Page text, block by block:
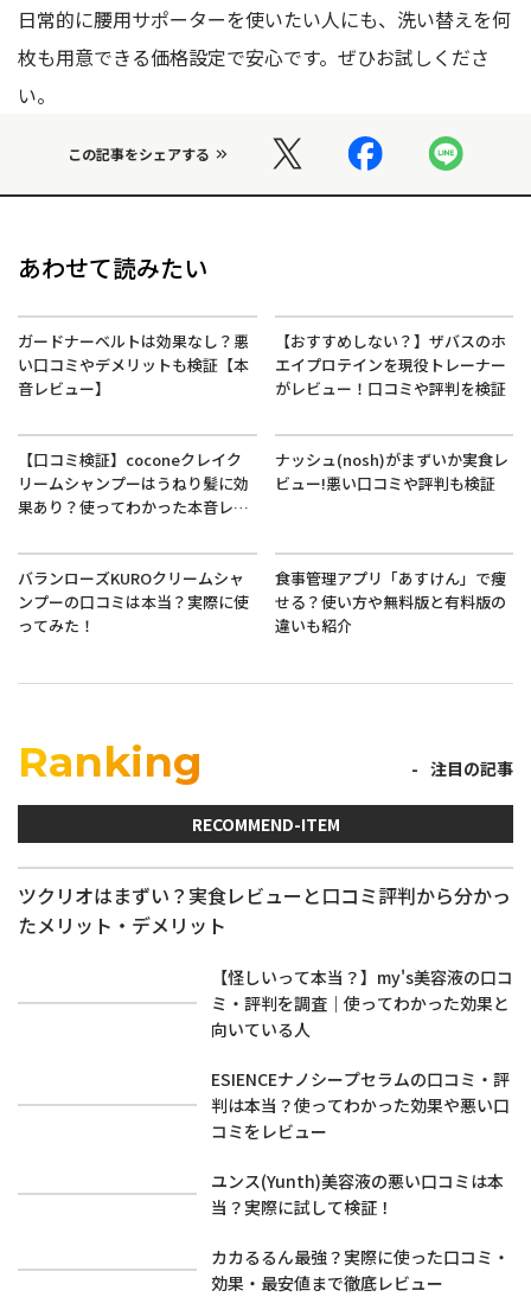
日常的に腰用サポーターを使いたい人にも、洗い替えを何
枚も用意できる価格設定で安心です。ぜひお試しくださ
い。
この記事をシェアする
あわせて読みたい
ガードナーベルトは効果なし？悪
い口コミやデメリットも検証【本
音レビュー】
【おすすめしない？】ザバスのホ
エイプロテインを現役トレーナー
がレビュー！口コミや評判を検証
【口コミ検証】coconeクレイク
リームシャンプーはうねり髪に効
果あり？使ってわかった本音レビ
ナッシュ(nosh)がまずいか実食レ
ビュー!悪い口コミや評判も検証
バランローズKUROクリームシャ
ンプーの口コミは本当？実際に使
ってみた！
食事管理アプリ「あすけん」で痩
せる？使い方や無料版と有料版の
違いも紹介
Ranking 注目の記事
RECOMMEND-ITEM
ツクリオはまずい？実食レビューと口コミ評判から分かっ
たメリット・デメリット
【怪しいって本当？】my's美容液の口コ
ミ・評判を調査｜使ってわかった効果と
向いている人
ESIENCEナノシープセラムの口コミ・評
判は本当？使ってわかった効果や悪い口
コミをレビュー
ユンス(Yunth)美容液の悪い口コミは本
当？実際に試して検証！
カカるるん最強？実際に使った口コミ・
効果・最安値まで徹底レビュー